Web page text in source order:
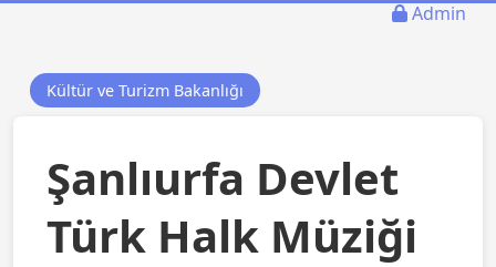
Admin
Kültür ve Turizm Bakanlığı
Şanlıurfa Devlet
Türk Halk Müziği